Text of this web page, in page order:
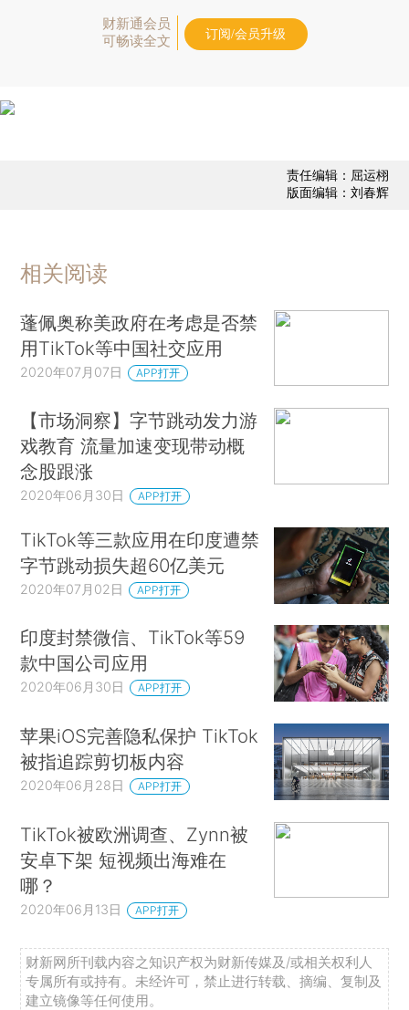
财新通会员
可畅读全文
订阅/会员升级
责任编辑：屈运栩
版面编辑：刘春辉
相关阅读
蓬佩奥称美政府在考虑是否禁
用TikTok等中国社交应用
2020年07月07日 APP打开
【市场洞察】字节跳动发力游
戏教育 流量加速变现带动概
念股跟涨
2020年06月30日 APP打开
TikTok等三款应用在印度遭禁
字节跳动损失超60亿美元
2020年07月02日 APP打开
印度封禁微信、TikTok等59
款中国公司应用
2020年06月30日 APP打开
苹果iOS完善隐私保护 TikTok
被指追踪剪切板内容
2020年06月28日 APP打开
TikTok被欧洲调查、Zynn被
安卓下架 短视频出海难在
哪？
2020年06月13日 APP打开
财新网所刊载内容之知识产权为财新传媒及/或相关权利人
专属所有或持有。未经许可，禁止进行转载、摘编、复制及
建立镜像等任何使用。